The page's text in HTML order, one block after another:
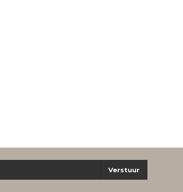
Verstuur